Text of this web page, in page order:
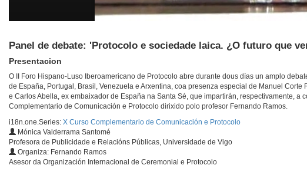
Panel de debate: 'Protocolo e sociedade laica. ¿O futuro que
Presentacion
O II Foro Hispano-Luso Iberoamericano de Protocolo abre durante dous días un amplo
de España, Portugal, Brasil, Venezuela e Arxentina, coa presenza especial de Manuel
e Carlos Abella, ex embaixador de España na Santa Sé, que impartirán, respectivamente,
Complementario de Comunicación e Protocolo dirixido polo profesor Fernando Ramos.
i18n.one.Series: X Curso Complementario de Comunicación e Protocolo
Mónica Valderrama Santomé
Profesora de Publicidade e Relacións Públicas, Universidade de Vigo
Organiza: Fernando Ramos
Asesor da Organización Internacional de Ceremonial e Protocolo